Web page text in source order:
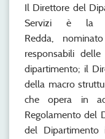
Il Direttore del
Servizi è la
Redda,
responsabili
dipartimento; il
della macro
che opera in
Regolamento del
del Dipartimento